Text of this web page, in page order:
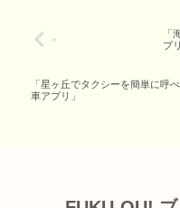
「
プ
「星ヶ丘でタクシーを簡単に呼
車アプリ」